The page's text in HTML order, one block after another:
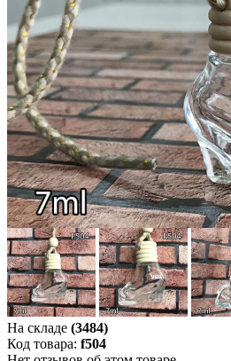
На складе (3484)
Код товара: f504